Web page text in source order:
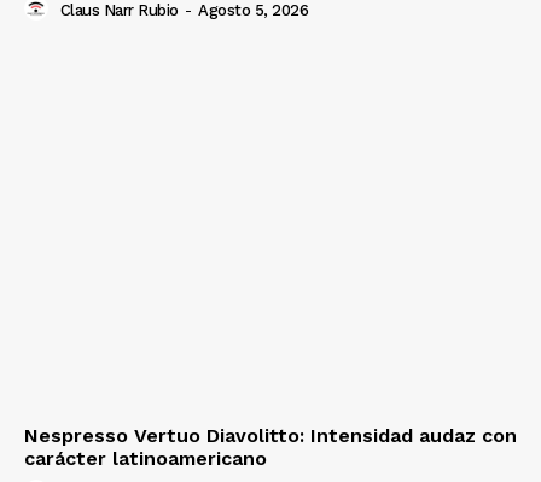
Claus Narr Rubio - Agosto 5, 2026
Nespresso Vertuo Diavolitto: Intensidad audaz con
carácter latinoamericano